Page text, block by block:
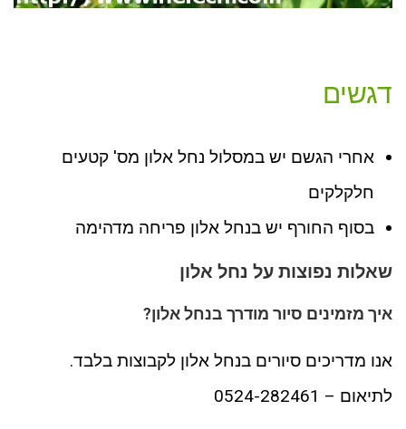
דגשים
אחרי הגשם יש במסלול נחל אלון מס' קטעים
חלקלקים
בסוף החורף יש בנחל אלון פריחה מדהימה
שאלות נפוצות על נחל אלון
איך מזמינים סיור מודרך בנחל אלון?
אנו מדריכים סיורים בנחל אלון לקבוצות בלבד.
לתיאום – 0524-282461